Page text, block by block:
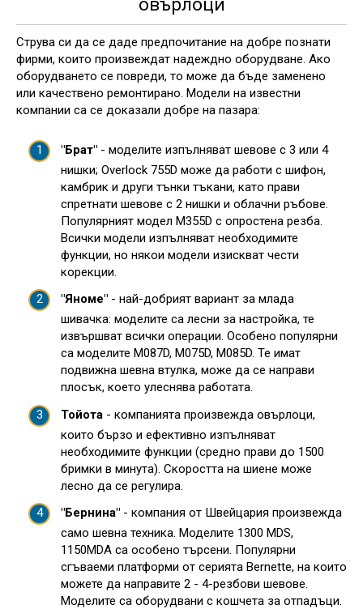
Струва си да се даде предпочитание на добре познати
фирми, които произвеждат надеждно оборудване. Ако
оборудването се повреди, то може да бъде заменено
или качествено ремонтирано. Модели на известни
компании са се доказали добре на пазара:
"Брат" - моделите изпълняват шевове с 3 или 4
нишки; Overlock 755D може да работи с шифон,
камбрик и други тънки тъкани, като прави
спретнати шевове с 2 нишки и облачни ръбове.
Популярният модел M355D с опростена резба.
Всички модели изпълняват необходимите
функции, но някои модели изискват чести
корекции.
"Яноме" - най-добрият вариант за млада
шивачка: моделите са лесни за настройка, те
извършват всички операции. Особено популярни
са моделите M087D, M075D, M085D. Те имат
подвижна шевна втулка, може да се направи
плосък, което улеснява работата.
Тойота - компанията произвежда овърлоци,
които бързо и ефективно изпълняват
необходимите функции (средно прави до 1500
бримки в минута). Скоростта на шиене може
лесно да се регулира.
"Бернина" - компания от Швейцария произвежда
само шевна техника. Моделите 1300 MDS,
1150MDA са особено търсени. Популярни
сгъваеми платформи от серията Bernette, на които
можете да направите 2 - 4-резбови шевове.
Моделите са оборудвани с кошчета за отпадъци.